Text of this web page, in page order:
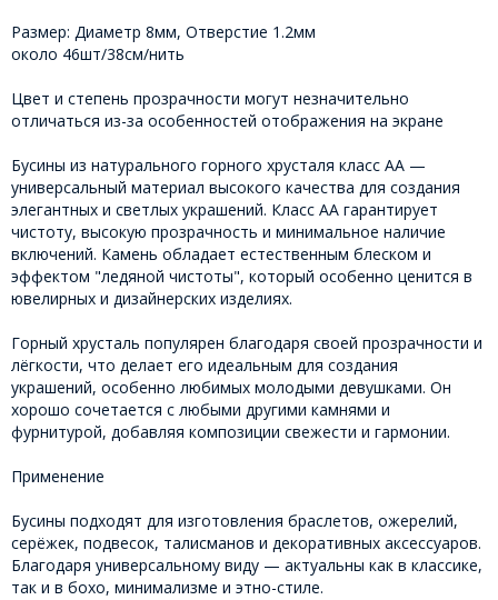
Размер: Диаметр 8мм, Отверстие 1.2мм
около 46шт/38см/нить
Цвет и степень прозрачности могут незначительно
отличаться из-за особенностей отображения на экране
Бусины из натурального горного хрусталя класс АА —
универсальный материал высокого качества для создания
элегантных и светлых украшений. Класс АА гарантирует
чистоту, высокую прозрачность и минимальное наличие
включений. Камень обладает естественным блеском и
эффектом "ледяной чистоты", который особенно ценится в
ювелирных и дизайнерских изделиях.
Горный хрусталь популярен благодаря своей прозрачности и
лёгкости, что делает его идеальным для создания
украшений, особенно любимых молодыми девушками. Он
хорошо сочетается с любыми другими камнями и
фурнитурой, добавляя композиции свежести и гармонии.
Применение
Бусины подходят для изготовления браслетов, ожерелий,
серёжек, подвесок, талисманов и декоративных аксессуаров.
Благодаря универсальному виду — актуальны как в классике,
так и в бохо, минимализме и этно-стиле.